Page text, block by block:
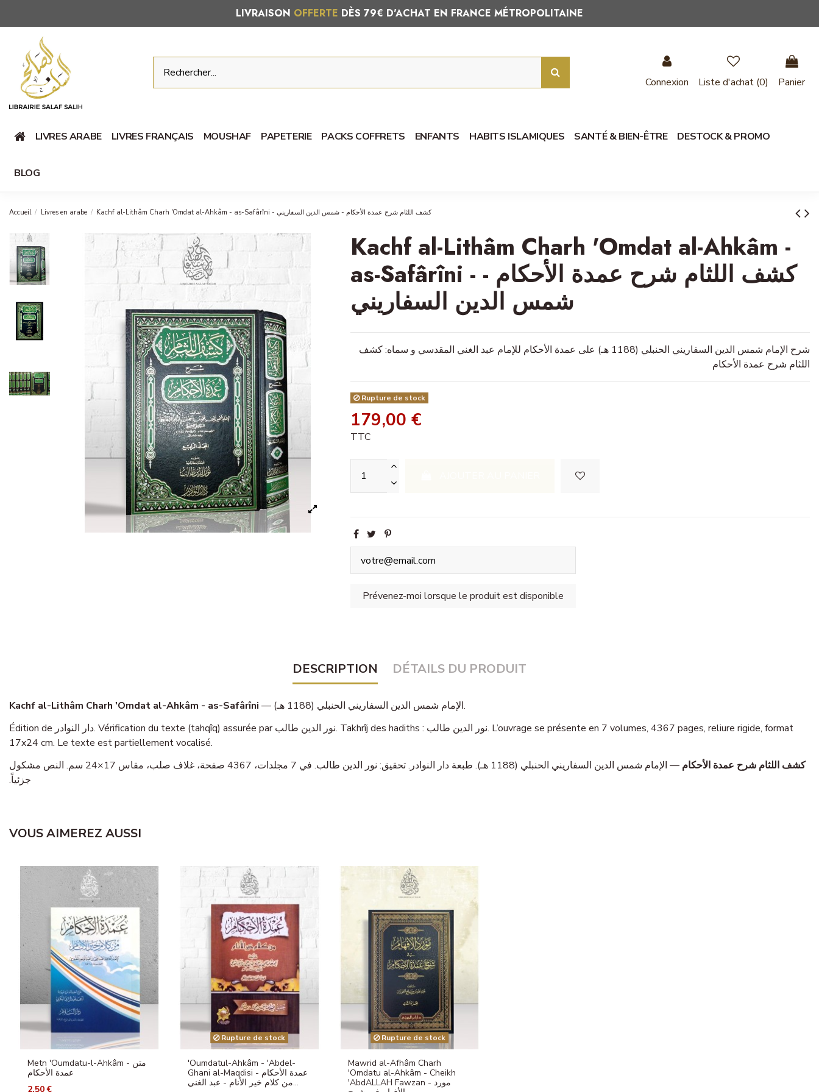
LIVRAISON OFFERTE DÈS 79€ D'ACHAT EN FRANCE MÉTROPOLITAINE
Connexion Liste d'achat (0) Panier
LIVRES ARABE LIVRES FRANÇAIS MOUSHAF PAPETERIE PACKS COFFRETS ENFANTS HABITS ISLAMIQUES SANTÉ & BIEN-ÊTRE DESTOCK & PROMO
BLOG
Accueil Livres en arabe Kachf al-Lithâm Charh 'Omdat al-Ahkâm - as-Safârîni - كشف اللثام شرح عمدة الأحكام - شمس الدين السفاريني
Kachf al-Lithâm Charh 'Omdat al-Ahkâm -
as-Safârîni - كشف اللثام شرح عمدة الأحكام -
شمس الدين السفاريني
شرح الإمام شمس الدين السفاريني الحنبلي (1188 هـ) على عمدة الأحكام للإمام عبد الغني المقدسي و سماه: كشف
اللثام شرح عمدة الأحكام
Rupture de stock
179,00 €
TTC
DESCRIPTION DÉTAILS DU PRODUIT
Kachf al-Lithâm Charh 'Omdat al-Ahkâm - as-Safârîni
— الإمام شمس الدين السفاريني الحنبلي (1188 هـ).
Édition de دار النوادر. Vérification du texte (tahqîq) assurée par نور الدين طالب. Takhrîj des hadiths : نور الدين طالب. L’ouvrage se présente en 7 volumes, 4367 pages, reliure rigide, format
17x24 cm. Le texte est partiellement vocalisé.
كشف اللثام شرح عمدة الأحكام
— الإمام شمس الدين السفاريني الحنبلي (1188 هـ). طبعة دار النوادر. تحقيق: نور الدين طالب. في 7 مجلدات، 4367 صفحة، غلاف صلب، مقاس 17×24 سم. النص مشكول
جزئياً.
VOUS AIMEREZ AUSSI
Metn 'Oumdatu-l-Ahkâm - متن
عمدة الأحكام
2,50 €
Rupture de stock
'Oumdatul-Ahkâm - 'Abdel-
Ghani al-Maqdisi - عمدة الأحكام
من كلام خير الأنام - عبد الغني...
Rupture de stock
Mawrid al-Afhâm Charh
'Omdatu al-Ahkâm - Cheikh
'AbdALLAH Fawzan - مورد